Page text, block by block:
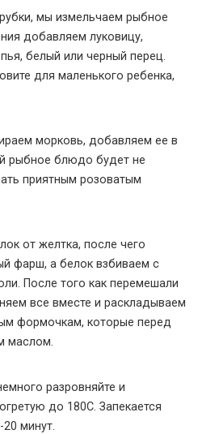
мы измельчаем рыбное
добавляем луковицу,
белый или черный перец.
для маленького ребенка,
морковь, добавляем ее в
рыбное блюдо будет не
приятным розоватым
от желтка, после чего
фарш, а белок взбиваем с
После того как перемешали
все вместе и раскладываем
формочкам, которые перед
маслом.
разровняйте и
до 180С. Запекается
минут.